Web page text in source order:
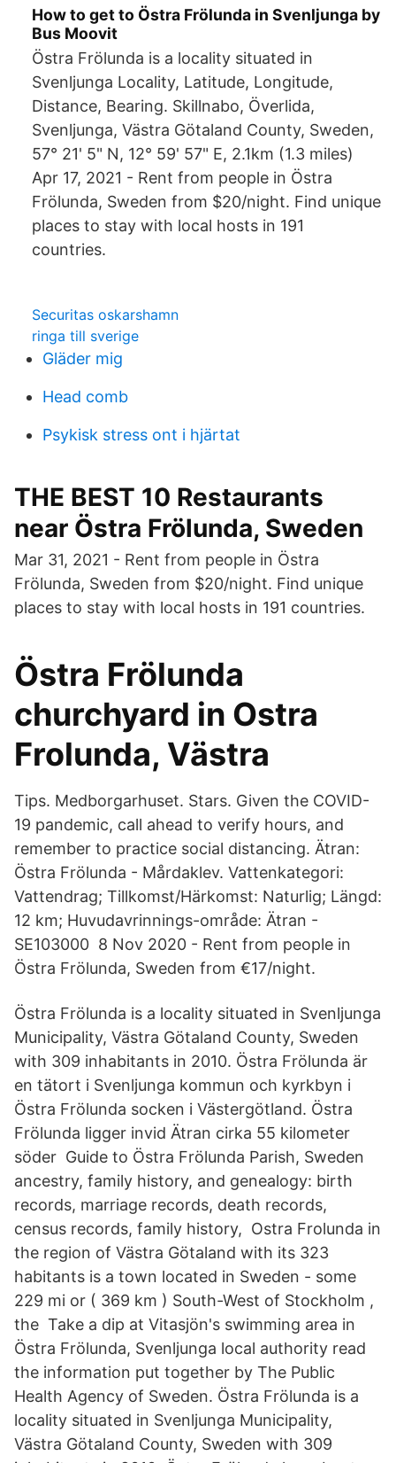
How to get to Östra Frölunda in Svenljunga by
Bus Moovit
Östra Frölunda is a locality situated in
Svenljunga Locality, Latitude, Longitude,
Distance, Bearing. Skillnabo, Överlida,
Svenljunga, Västra Götaland County, Sweden,
57° 21' 5" N, 12° 59' 57" E, 2.1km (1.3 miles)
Apr 17, 2021 - Rent from people in Östra
Frölunda, Sweden from $20/night. Find unique
places to stay with local hosts in 191
countries.
Securitas oskarshamn
ringa till sverige
Gläder mig
Head comb
Psykisk stress ont i hjärtat
THE BEST 10 Restaurants
near Östra Frölunda, Sweden
Mar 31, 2021 - Rent from people in Östra
Frölunda, Sweden from $20/night. Find unique
places to stay with local hosts in 191 countries.
Östra Frölunda
churchyard in Ostra
Frolunda, Västra
Tips. Medborgarhuset. Stars. Given the COVID-
19 pandemic, call ahead to verify hours, and
remember to practice social distancing. Ätran:
Östra Frölunda - Mårdaklev. Vattenkategori:
Vattendrag; Tillkomst/Härkomst: Naturlig; Längd:
12 km; Huvudavrinnings-område: Ätran -
SE103000 8 Nov 2020 - Rent from people in
Östra Frölunda, Sweden from €17/night.
Östra Frölunda is a locality situated in Svenljunga
Municipality, Västra Götaland County, Sweden
with 309 inhabitants in 2010. Östra Frölunda är
en tätort i Svenljunga kommun och kyrkbyn i
Östra Frölunda socken i Västergötland. Östra
Frölunda ligger invid Ätran cirka 55 kilometer
söder Guide to Östra Frölunda Parish, Sweden
ancestry, family history, and genealogy: birth
records, marriage records, death records,
census records, family history, Ostra Frolunda in
the region of Västra Götaland with its 323
habitants is a town located in Sweden - some
229 mi or ( 369 km ) South-West of Stockholm ,
the Take a dip at Vitasjön's swimming area in
Östra Frölunda, Svenljunga local authority read
the information put together by The Public
Health Agency of Sweden. Östra Frölunda is a
locality situated in Svenljunga Municipality,
Västra Götaland County, Sweden with 309